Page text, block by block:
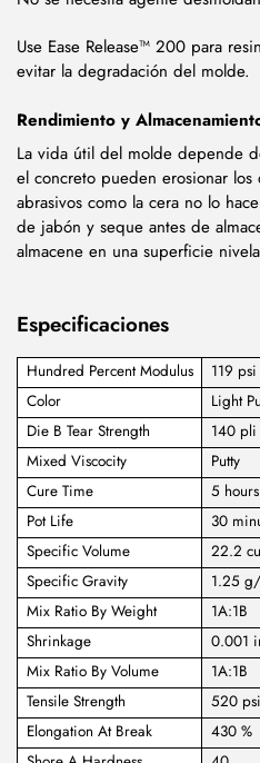
Use Ease Release™ 200 para
evitar la degradación del molde.
Rendimiento y
La vida útil del molde depende
el concreto pueden erosionar
abrasivos como la cera no lo
de jabón y seque antes de
almacene en una superficie
Especificaciones
Hundred Percent Modulus
119 psi
Color
Light
Die B Tear Strength
140 pli
Mixed Viscocity
Putty
Cure Time
5 hours
Pot Life
30
Specific Volume
22.2
Specific Gravity
1.25
Mix Ratio By Weight
1A:1B
Shrinkage
0.001
Mix Ratio By Volume
1A:1B
Tensile Strength
520 psi
Elongation At Break
430 %